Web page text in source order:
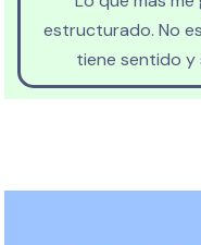
estructurado. No
tiene sentido y